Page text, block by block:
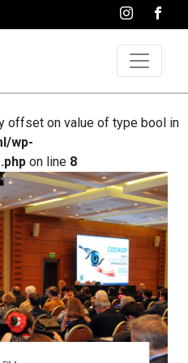
offset on value of type bool in
wp-
on line 8